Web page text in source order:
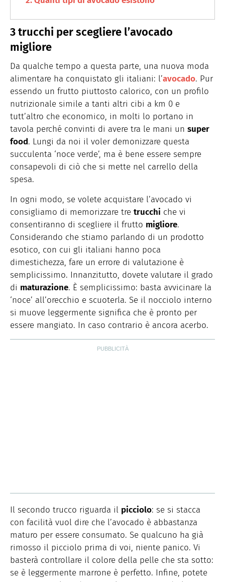
3 trucchi per scegliere l’avocado
migliore
Da qualche tempo a questa parte, una nuova moda
alimentare ha conquistato gli italiani: l’avocado. Pur
essendo un frutto piuttosto calorico, con un profilo
nutrizionale simile a tanti altri cibi a km 0 e
tutt’altro che economico, in molti lo portano in
tavola perché convinti di avere tra le mani un super
food. Lungi da noi il voler demonizzare questa
succulenta ‘noce verde’, ma è bene essere sempre
consapevoli di ciò che si mette nel carrello della
spesa.
In ogni modo, se volete acquistare l’avocado vi
consigliamo di memorizzare tre trucchi che vi
consentiranno di scegliere il frutto migliore.
Considerando che stiamo parlando di un prodotto
esotico, con cui gli italiani hanno poca
dimestichezza, fare un errore di valutazione è
semplicissimo. Innanzitutto, dovete valutare il grado
di maturazione. È semplicissimo: basta avvicinare la
‘noce’ all’orecchio e scuoterla. Se il nocciolo interno
si muove leggermente significa che è pronto per
essere mangiato. In caso contrario è ancora acerbo.
Il secondo trucco riguarda il picciolo: se si stacca
con facilità vuol dire che l’avocado è abbastanza
maturo per essere consumato. Se qualcuno ha già
rimosso il picciolo prima di voi, niente panico. Vi
basterà controllare il colore della pelle che sta sotto:
se è leggermente marrone è perfetto. Infine, potete